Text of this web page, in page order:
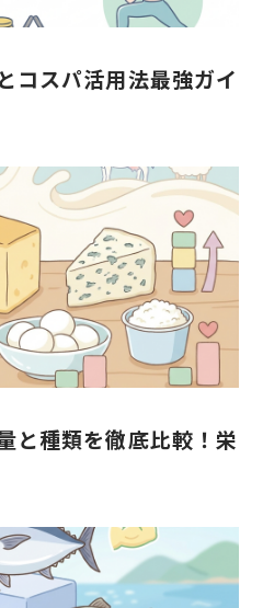
コスパ活用法最強ガイ
と種類を徹底比較！栄